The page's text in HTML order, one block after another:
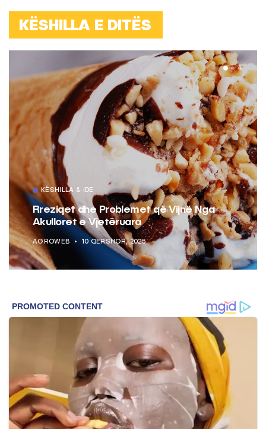
KËSHILLA E DITËS
KËSHILLA & IDE
Rreziqet dhe Problemet që Vijnë Nga
Akulloret e Vjetëruara
AGROWEB 10 QERSHOR, 2025